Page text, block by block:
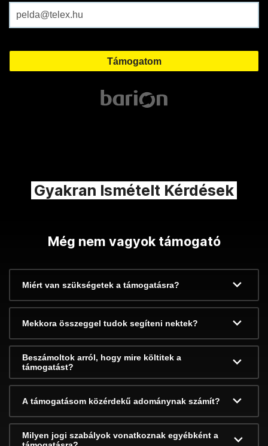
Gyakran Ismételt Kérdések
Még nem vagyok támogató
Miért van szükségetek a támogatásra?
Mekkora összeggel tudok segíteni nektek?
Beszámoltok arról, hogy mire költitek a
támogatást?
A támogatásom közérdekű adománynak számít?
Milyen jogi szabályok vonatkoznak egyébként a